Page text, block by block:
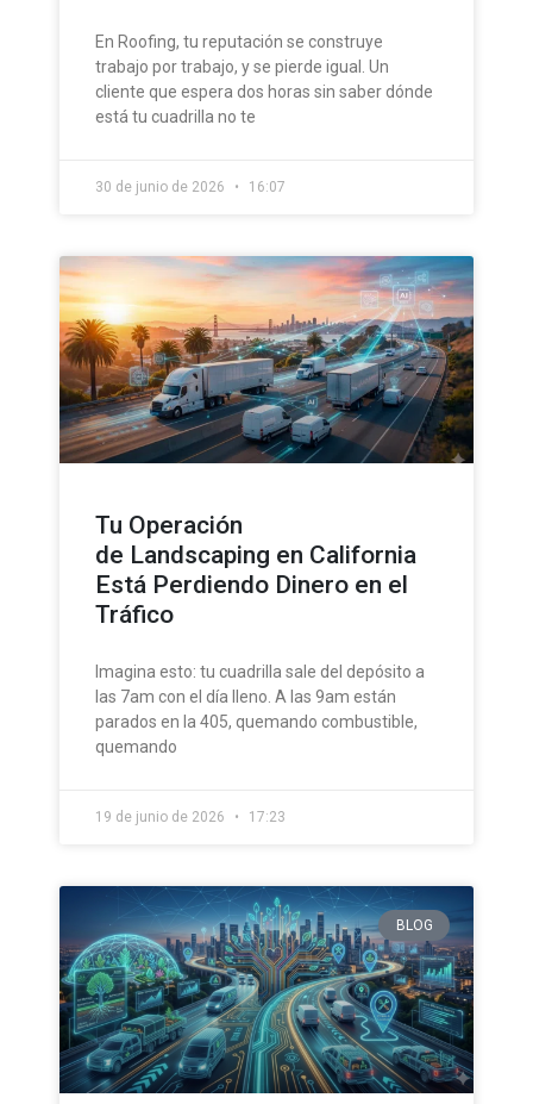
En Roofing, tu reputación se construye
trabajo por trabajo, y se pierde igual. Un
cliente que espera dos horas sin saber dónde
está tu cuadrilla no te
30 de junio de 2026 16:07
Tu Operación
de Landscaping en California
Está Perdiendo Dinero en el
Tráfico
Imagina esto: tu cuadrilla sale del depósito a
las 7am con el día lleno. A las 9am están
parados en la 405, quemando combustible,
quemando
19 de junio de 2026 17:23
BLOG